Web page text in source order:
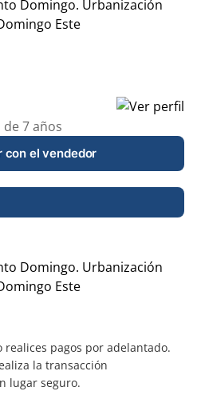
Domingo. Urbanización
Este
Leaflet |© OpenStreetMap contributors
7 años
con el vendedor
Domingo. Urbanización
Este
realices pagos por adelantado.
la transacción
lugar seguro.